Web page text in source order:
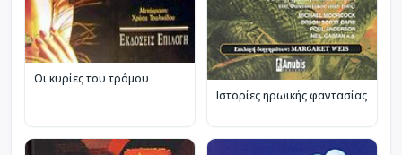
Οι κυρίες του τρόμου
Ιστορίες ηρωικής φαντασίας